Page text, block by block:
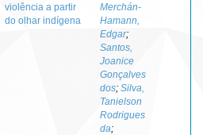
violência a partir
do olhar indígena
Merchán-
Hamann,
Edgar;
Santos,
Joanice
Gonçalves
dos; Silva,
Tanielson
Rodrigues
da;